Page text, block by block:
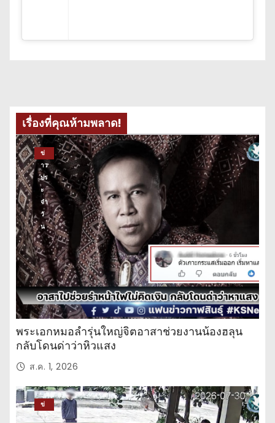
เรื่องที่คุณห้ามพลาด!
ข่
าว
ปร
ะ
จำ
วั
น
พระเอกหมอลำรุ่นใหญ่จิตอาสาช่วยงานน้องฮลุน
กลับโดนด่าว่าหิวแสง
ส.ค. 1, 2026
ข่
าว